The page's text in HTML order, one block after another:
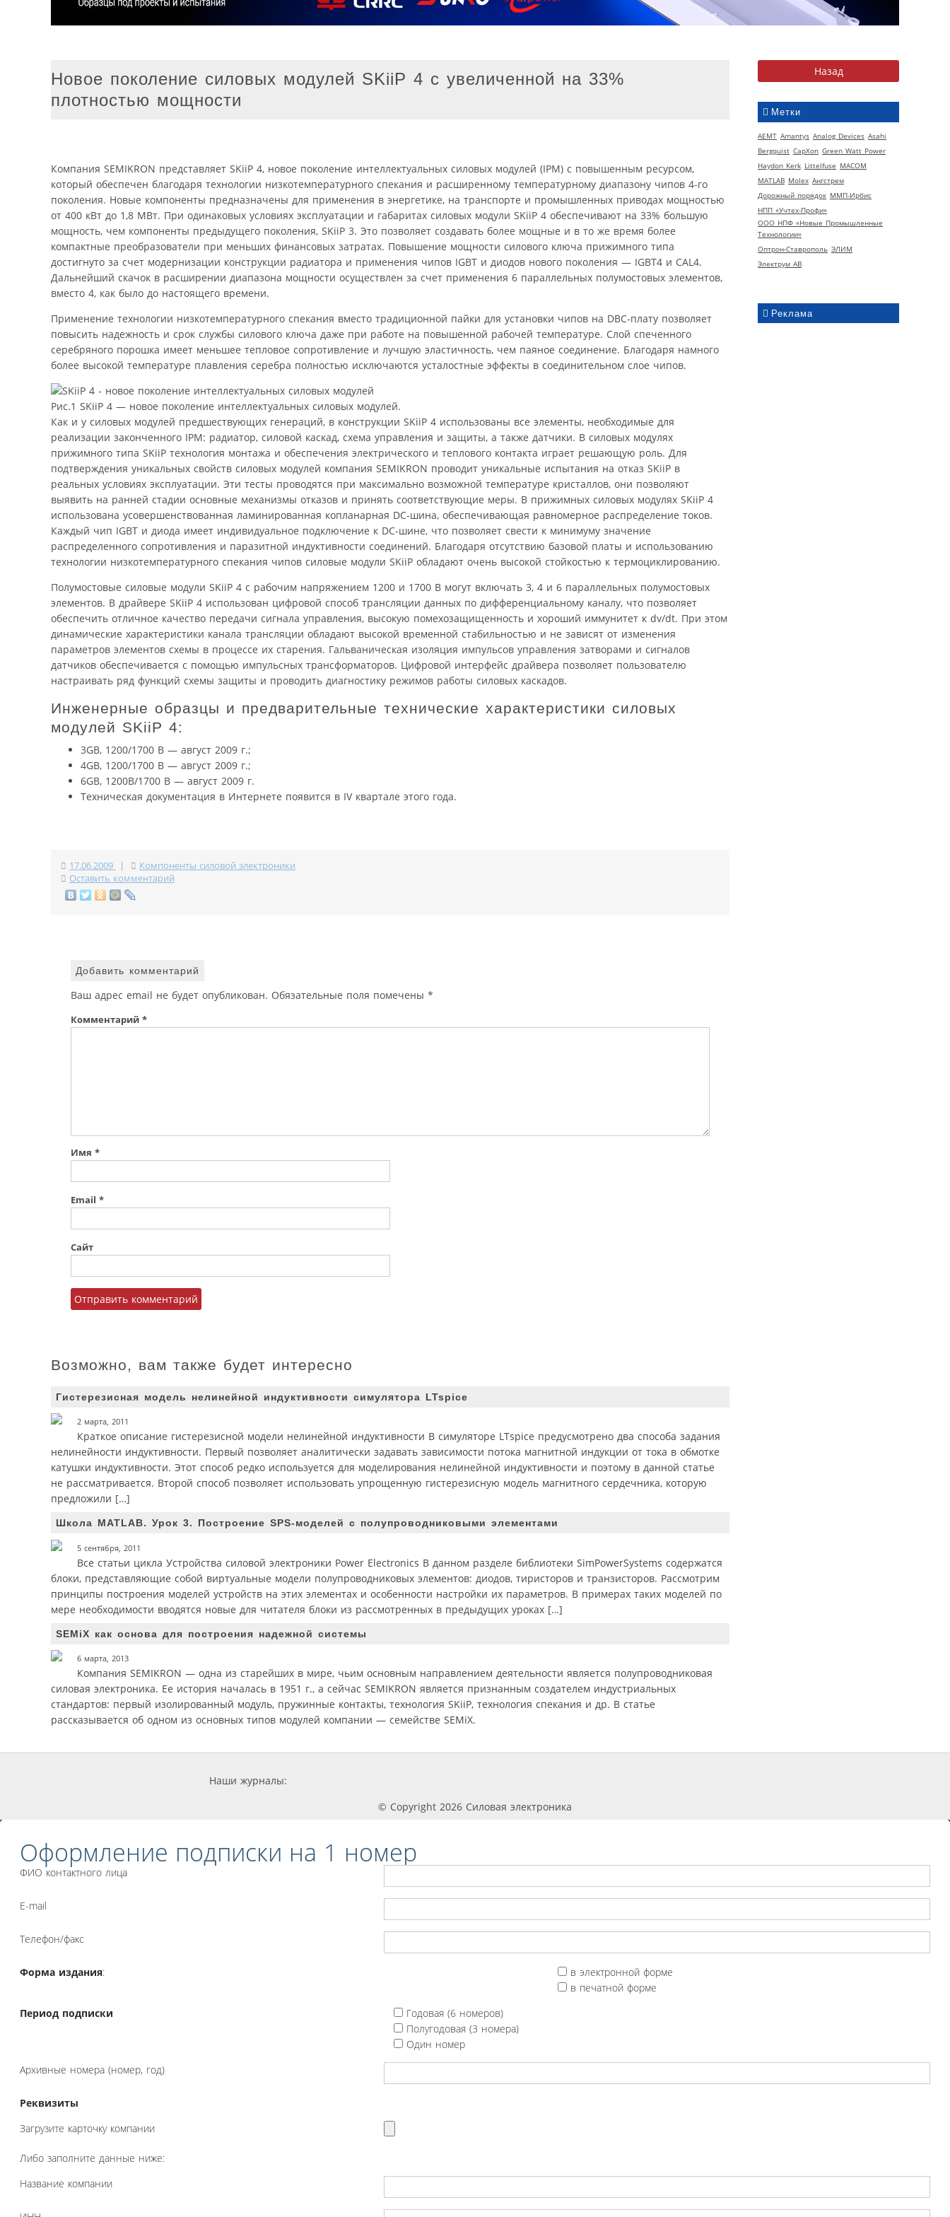
Метки
AEMT Amantys Analog Devices Asahi
Bergquist CapXon Green Watt Power
Haydon Kerk Littelfuse MACOM
MATLAB Molex Ангстрем
Дорожный порядок ММП-Ирбис
НПП «Учтех-Профи»
ООО НПФ «Новые Промышленные
Технологии»
Оптрон-Ставрополь ЭЛИМ
Электрум АВ
Реклама
Новое поколение силовых модулей SKiiP 4 с увеличенной на 33%
плотностью мощности
Компания SEMIKRON представляет SKiiP 4, новое поколение интеллектуальных силовых модулей (IPM) с повышенным ресурсом,
который обеспечен благодаря технологии низкотемпературного спекания и расширенному температурному диапазону чипов 4-го
поколения. Новые компоненты предназначены для применения в энергетике, на транспорте и промышленных приводах мощностью
от 400 кВт до 1,8 МВт. При одинаковых условиях эксплуатации и габаритах силовых модули SKiiP 4 обеспечивают на 33% большую
мощность, чем компоненты предыдущего поколения, SKiiP 3. Это позволяет создавать более мощные и в то же время более
компактные преобразователи при меньших финансовых затратах. Повышение мощности силового ключа прижимного типа
достигнуто за счет модернизации конструкции радиатора и применения чипов IGBT и диодов нового поколения — IGBT4 и CAL4.
Дальнейший скачок в расширении диапазона мощности осуществлен за счет применения 6 параллельных полумостовых элементов,
вместо 4, как было до настоящего времени.
Применение технологии низкотемпературного спекания вместо традиционной пайки для установки чипов на DBC-плату позволяет
повысить надежность и срок службы силового ключа даже при работе на повышенной рабочей температуре. Слой спеченного
серебряного порошка имеет меньшее тепловое сопротивление и лучшую эластичность, чем паяное соединение. Благодаря намного
более высокой температуре плавления серебра полностью исключаются усталостные эффекты в соединительном слое чипов.
Рис.1 SKiiP 4 — новое поколение интеллектуальных силовых модулей.
Как и у силовых модулей предшествующих генераций, в конструкции SKiiP 4 использованы все элементы, необходимые для
реализации законченного IPM: радиатор, силовой каскад, схема управления и защиты, а также датчики. В силовых модулях
прижимного типа SKiiP технология монтажа и обеспечения электрического и теплового контакта играет решающую роль. Для
подтверждения уникальных свойств силовых модулей компания SEMIKRON проводит уникальные испытания на отказ SKiiP в
реальных условиях эксплуатации. Эти тесты проводятся при максимально возможной температуре кристаллов, они позволяют
выявить на ранней стадии основные механизмы отказов и принять соответствующие меры. В прижимных силовых модулях SKiiP 4
использована усовершенствованная ламинированная копланарная DC-шина, обеспечивающая равномерное распределение токов.
Каждый чип IGBT и диода имеет индивидуальное подключение к DC-шине, что позволяет свести к минимуму значение
распределенного сопротивления и паразитной индуктивности соединений. Благодаря отсутствию базовой платы и использованию
технологии низкотемпературного спекания чипов силовые модули SKiiP обладают очень высокой стойкостью к термоциклированию.
Полумостовые силовые модули SKiiP 4 с рабочим напряжением 1200 и 1700 В могут включать 3, 4 и 6 параллельных полумостовых
элементов. В драйвере SKiiP 4 использован цифровой способ трансляции данных по дифференциальному каналу, что позволяет
обеспечить отличное качество передачи сигнала управления, высокую помехозащищенность и хороший иммунитет к dv/dt. При этом
динамические характеристики канала трансляции обладают высокой временной стабильностью и не зависят от изменения
параметров элементов схемы в процессе их старения. Гальваническая изоляция импульсов управления затворами и сигналов
датчиков обеспечивается с помощью импульсных трансформаторов. Цифровой интерфейс драйвера позволяет пользователю
настраивать ряд функций схемы защиты и проводить диагностику режимов работы силовых каскадов.
Инженерные образцы и предварительные технические характеристики силовых
модулей SKiiP 4:
3GB, 1200/1700 В — август 2009 г.;
4GB, 1200/1700 В — август 2009 г.;
6GB, 1200В/1700 В — август 2009 г.
Техническая документация в Интернете появится в IV квартале этого года.
17.06.2009 |
Компоненты силовой электроники
Оставить комментарий
Добавить комментарий
Ваш адрес email не будет опубликован. Обязательные поля помечены *
Комментарий *
Имя *
Email *
Сайт
Возможно, вам также будет интересно
Гистерезисная модель нелинейной индуктивности симулятора LTspice
2 марта, 2011
Краткое описание гистерезисной модели нелинейной индуктивности В симуляторе LTspice предусмотрено два способа задания
нелинейности индуктивности. Первый позволяет аналитически задавать зависимости потока магнитной индукции от тока в обмотке
катушки индуктивности. Этот способ редко используется для моделирования нелинейной индуктивности и поэтому в данной статье
не рассматривается. Второй способ позволяет использовать упрощенную гистерезисную модель магнитного сердечника, которую
предложили […]
Школа MATLAB. Урок 3. Построение SPS-моделей с полупроводниковыми элементами
5 сентября, 2011
Все статьи цикла Устройства силовой электроники Power Electronics В данном разделе библиотеки SimPowerSystems содержатся
блоки, представляющие собой виртуальные модели полупроводниковых элементов: диодов, тиристоров и транзисторов. Рассмотрим
принципы построения моделей устройств на этих элементах и особенности настройки их параметров. В примерах таких моделей по
мере необходимости вводятся новые для читателя блоки из рассмотренных в предыдущих уроках […]
SEMiX как основа для построения надежной системы
6 марта, 2013
Компания SEMIKRON — одна из старейших в мире, чьим основным направлением деятельности является полупроводниковая
силовая электроника. Ее история началась в 1951 г., а сейчас SEMIKRON является признанным создателем индустриальных
стандартов: первый изолированный модуль, пружинные контакты, технология SKiiP, технология спекания и др. В статье
рассказывается об одном из основных типов модулей компании — семействе SEMiX.
Наши журналы:
© Copyright 2026 Силовая электроника
Оформление подписки на 1 номер
ФИО контактного лица
E-mail
Телефон/факс
Форма издания:
в электронной форме
в печатной форме
Период подписки
Годовая (6 номеров)
Полугодовая (3 номера)
Один номер
Архивные номера (номер, год)
Реквизиты
Загрузите карточку компании
Либо заполните данные ниже:
Название компании